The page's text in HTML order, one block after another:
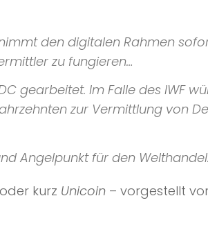
den digitalen Rahmen
zu fungieren…
gearbeitet. Im Falle des IWF
zur Vermittlung von
Angelpunkt für den Welthandel.
kurz Unicoin – vorgestellt